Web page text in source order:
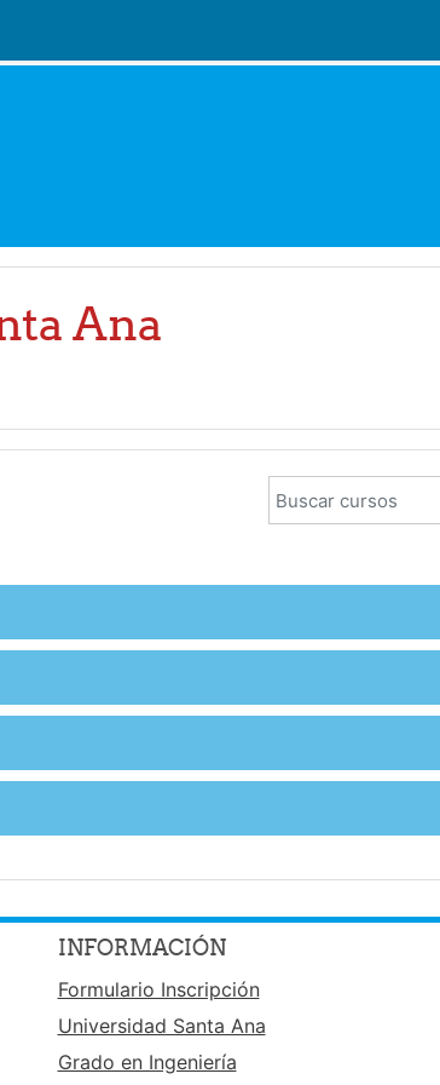
Ana
Buscar cursos
INFORMACIÓN
Formulario Inscripción
Universidad Santa Ana
Grado en Ingeniería